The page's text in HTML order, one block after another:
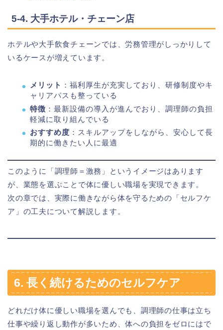
5-4. 大手ホテル・チェーン店
ホテルや大手飲食チェーンでは、労務管理がしっかりして
いるケースが増えています。
メリット ：福利厚生が充実しており、研修制度やキ
ャリアパスも整っている
特徴 ：最新設備の導入が進んでおり、調理師の負担
軽減に取り組んでいる
おすすめ度 ：スキルアップをしながら、安心して長
期的に働きたい人に最適
このように「調理師＝激務」というイメージはあります
が、業態を選ぶことで体に優しい職場を実現できます。
次の章では、実際に働きながら体を守るための「セルフケ
ア」の工夫について解説します。
6. 長く続けるためのセルフケア
どれだけ体に優しい職場を選んでも、調理師の仕事は立ち
仕事や繰り返し動作が多いため、体への負担をゼロにはで